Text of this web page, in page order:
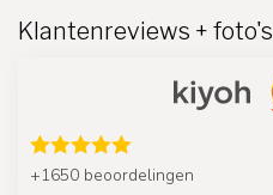
Klantenreviews + foto's
+1650 beoordelingen